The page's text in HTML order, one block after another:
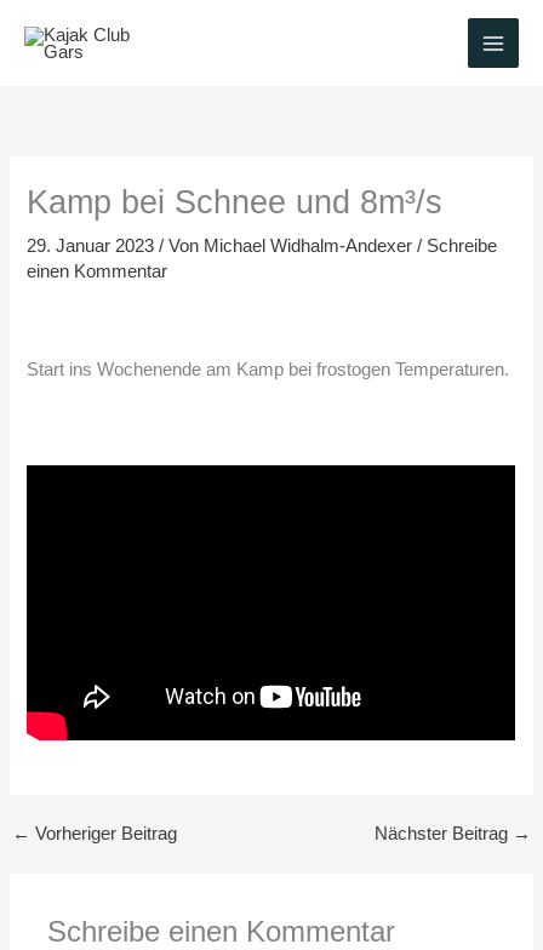
Inhalt
springen
Kamp bei Schnee und 8m³/s
29. Januar 2023/ Von Michael Widhalm-Andexer/ Schreibe
einen Kommentar
Start ins Wochenende am Kamp bei frostogen Temperaturen.
← Vorheriger Beitrag Nächster Beitrag →
Schreibe einen Kommentar